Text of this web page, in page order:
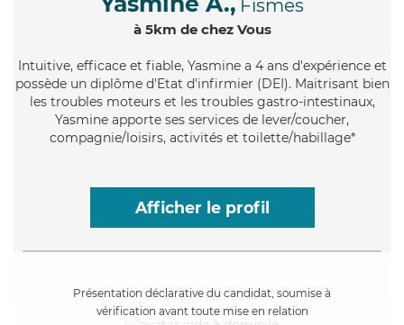
Fismes
à 5km de chez Vous
Intuitive, efficace et fiable, Yasmine a 4 ans d'expérience et
possède un diplôme d'Etat d'infirmier (DEI). Maitrisant bien
les troubles moteurs et les troubles gastro-intestinaux,
Yasmine apporte ses services de lever/coucher,
compagnie/loisirs, activités et toilette/habillage*
Afficher le profil
Présentation déclarative du candidat, soumise à
vérification avant toute mise en relation